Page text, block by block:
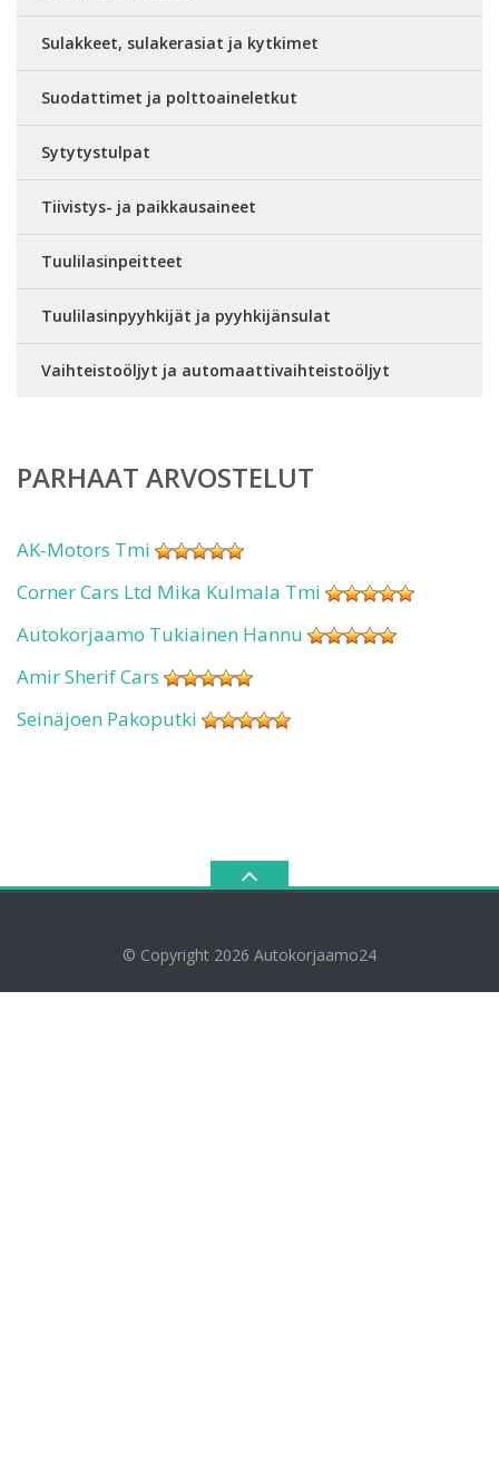
Sulakkeet, sulakerasiat ja kytkimet
Suodattimet ja polttoaineletkut
Sytytystulpat
Tiivistys- ja paikkausaineet
Tuulilasinpeitteet
Tuulilasinpyyhkijät ja pyyhkijänsulat
Vaihteistoöljyt ja automaattivaihteistoöljyt
PARHAAT ARVOSTELUT
AK-Motors Tmi
Corner Cars Ltd Mika Kulmala Tmi
Autokorjaamo Tukiainen Hannu
Amir Sherif Cars
Seinäjoen Pakoputki
© Copyright 2026 Autokorjaamo24